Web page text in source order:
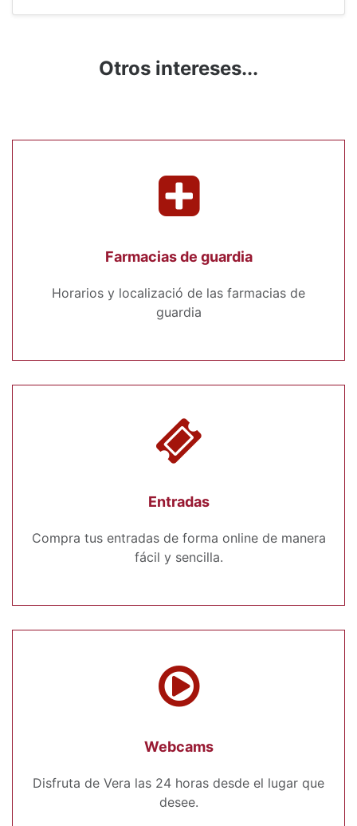
Otros intereses...
Farmacias de guardia
Horarios y localizació de las farmacias de
guardia
Entradas
Compra tus entradas de forma online de manera
fácil y sencilla.
Webcams
Disfruta de Vera las 24 horas desde el lugar que
desee.